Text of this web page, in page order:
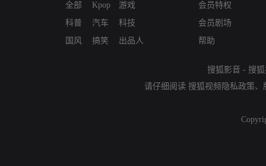
全部
科普
国风
Kpop
汽车
搞笑
游戏
科技
出品人
会员特权
会员剧场
帮助
搜狐影音 - 搜
请仔细阅读 搜狐视频隐私政策、